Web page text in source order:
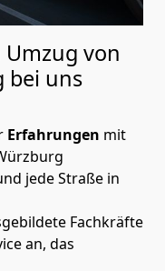
von
bei uns
Erfahrungen mit
jede Straße in
Fachkräfte
an, das